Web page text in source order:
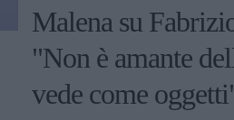
Malena su
"Non è amante
vede come